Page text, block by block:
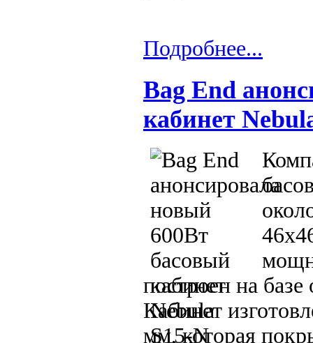
Подробнее...
Bag End
кабинет
построен на
Кабинет
мм, которая